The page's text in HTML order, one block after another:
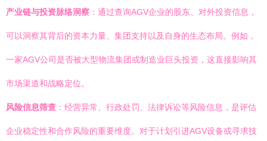
产业链与投资脉络洞察 ：通过查询AGV企业的股东、对外投资信息，
可以洞察其背后的资本力量、集团支持以及自身的生态布局。例如，
一家AGV公司是否被大型物流集团或制造业巨头投资，这直接影响其
市场渠道和战略定位。
风险信息筛查 ：经营异常、行政处罚、法律诉讼等风险信息，是评估
企业稳定性和合作风险的重要维度。对于计划引进AGV设备或寻求技